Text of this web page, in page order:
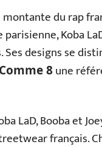
du rap
Koba
Ses designs se
Comme 8une
LaD, Booba et
français.